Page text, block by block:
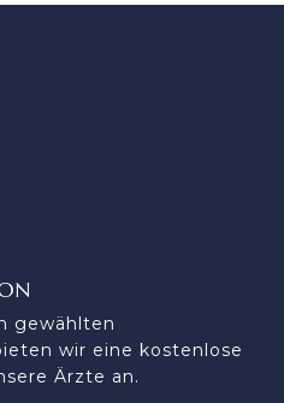
gewählten
wir eine kostenlose
Ärzte an.